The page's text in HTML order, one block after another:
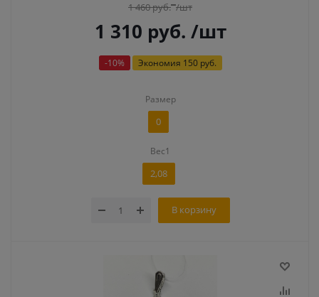
1 460руб. /шт
1 310 руб. /шт
-10% Экономия 150 руб.
Размер
0
Вес1
2,08
В корзину